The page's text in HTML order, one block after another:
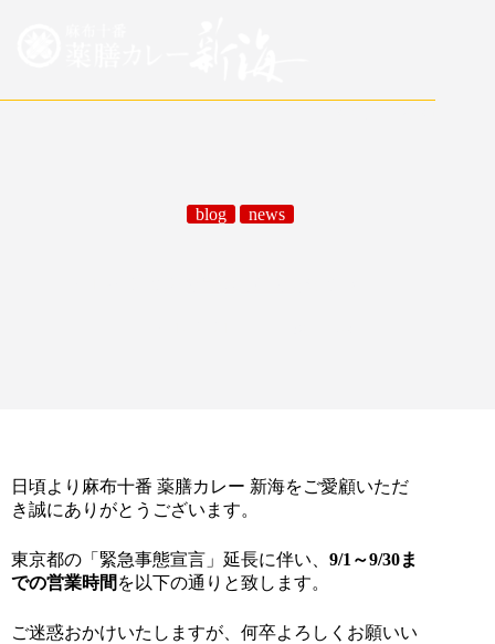
blog news
日頃より麻布十番 薬膳カレー 新海をご愛顧いただ
き誠にありがとうございます。
東京都の「緊急事態宣言」延長に伴い、 9/1～9/30ま
での営業時間 を以下の通りと致します。
ご迷惑おかけいたしますが、何卒よろしくお願いい